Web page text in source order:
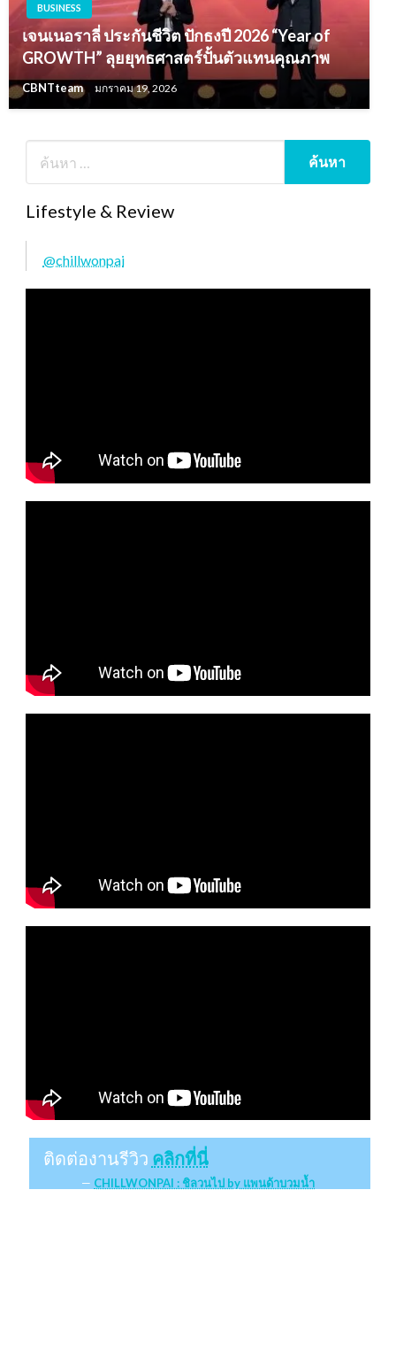
BUSINESS
เจนเนอราลี่ ประกันชีวิต ปักธงปี 2026 “Year of
GROWTH” ลุยยุทธศาสตร์ปั้นตัวแทนคุณภาพ
CBNTteam มกราคม 19, 2026
Lifestyle & Review
@chillwonpai
ติดต่องานรีวิว คลิกที่นี่
CHILLWONPAI : ชิลวนไป by แพนด้าบวมน้ำ